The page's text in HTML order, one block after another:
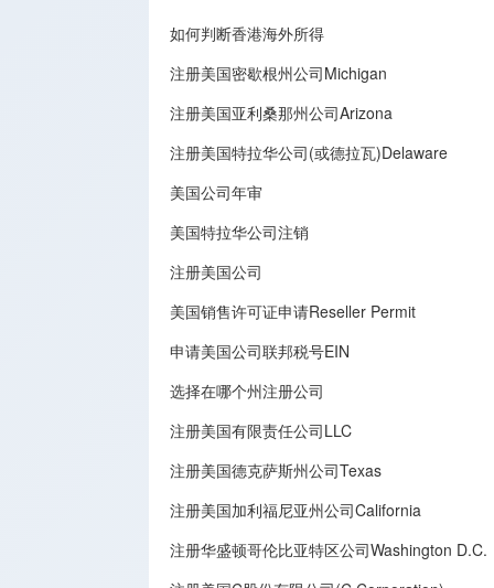
如何判断香港海外所得
注册美国密歇根州公司Michigan
注册美国亚利桑那州公司Arizona
注册美国特拉华公司(或德拉瓦)Delaware
美国公司年审
美国特拉华公司注销
注册美国公司
美国销售许可证申请Reseller Permit
申请美国公司联邦税号EIN
选择在哪个州注册公司
注册美国有限责任公司LLC
注册美国德克萨斯州公司Texas
注册美国加利福尼亚州公司California
注册华盛顿哥伦比亚特区公司Washington D.C.